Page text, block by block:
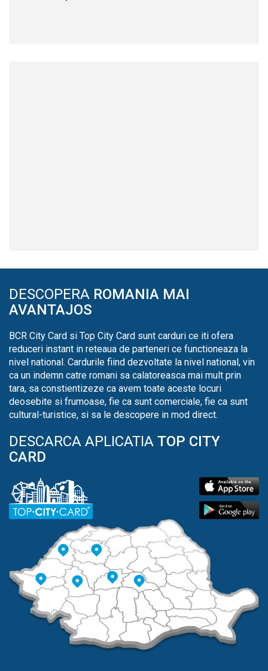
DESCOPERA ROMANIA MAI
AVANTAJOS
BCR City Card si Top City Card sunt carduri ce iti ofera
reduceri instant in reteaua de parteneri ce functioneaza la
nivel national. Cardurile fiind dezvoltate la nivel national, vin
ca un indemn catre romani sa calatoreasca mai mult prin
tara, sa constientizeze ca avem toate aceste locuri
deosebite si frumoase, fie ca sunt comerciale, fie ca sunt
cultural-turistice, si sa le descopere in mod direct.
DESCARCA APLICATIA TOP CITY
CARD